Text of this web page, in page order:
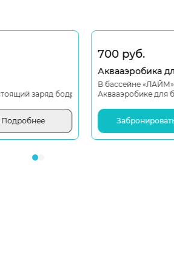
беременных!